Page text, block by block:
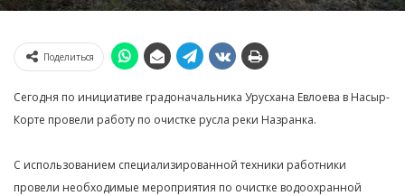
Поделиться
Сегодня по инициативе градоначальника Урусхана Евлоева в Насыр-
Корте провели работу по очистке русла реки Назранка.
С использованием специализированной техники работники
провели необходимые мероприятия по очистке водоохранной